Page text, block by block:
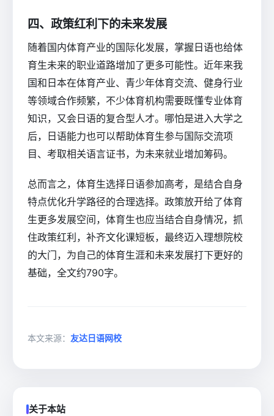
四、政策红利下的未来发展
随着国内体育产业的国际化发展，掌握日语也给体
育生未来的职业道路增加了更多可能性。近年来我
国和日本在体育产业、青少年体育交流、健身行业
等领域合作频繁，不少体育机构需要既懂专业体育
知识，又会日语的复合型人才。哪怕是进入大学之
后，日语能力也可以帮助体育生参与国际交流项
目、考取相关语言证书，为未来就业增加筹码。
总而言之，体育生选择日语参加高考，是结合自身
特点优化升学路径的合理选择。政策放开给了体育
生更多发展空间，体育生也应当结合自身情况，抓
住政策红利，补齐文化课短板，最终迈入理想院校
的大门，为自己的体育生涯和未来发展打下更好的
基础，全文约790字。
本文来源： 友达日语网校
关于本站